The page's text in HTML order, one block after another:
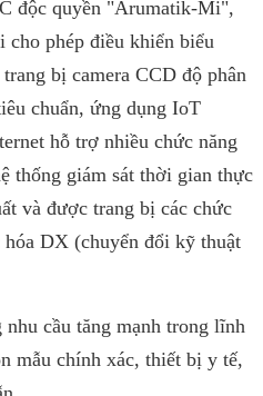
độc quyền "Arumatik-Mi",
phép điều khiển biểu
bị camera CCD độ phân
chuẩn, ứng dụng IoT
hỗ trợ nhiều chức năng
thống giám sát thời gian thực
và được trang bị các chức
DX (chuyển đổi kỹ thuật
cầu tăng mạnh trong lĩnh
mẫu chính xác, thiết bị y tế,